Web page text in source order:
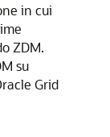
in cui
ZDM.
su
Grid